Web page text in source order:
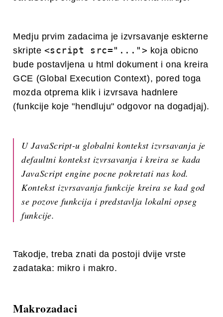
Medju prvim zadacima je izvrsavanje eskterne
skripte <script src="..."> koja obicno
bude postavljena u html dokument i ona kreira
GCE (Global Execution Context), pored toga
mozda otprema klik i izvrsava hadnlere
(funkcije koje "hendluju" odgovor na dogadjaj).
U JavaScript-u globalni kontekst izvrsavanja je
defaultni kontekst izvrsavanja i kreira se kada
JavaScript engine pocne pokretati nas kod.
Kontekst izvrsavanja funkcije kreira se kad god
se pozove funkcija i predstavlja lokalni opseg
funkcije.
Takodje, treba znati da postoji dvije vrste
zadataka: mikro i makro.
Makrozadaci